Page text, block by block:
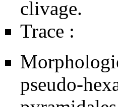
clivage.
Trace :
pseudo-